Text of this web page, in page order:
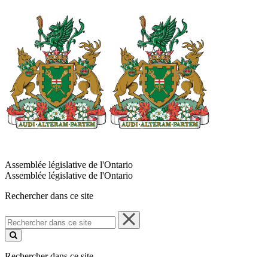
Assemblée législative de l'Ontario
Assemblée législative de l'Ontario
Rechercher dans ce site
Rechercher
dans
ce